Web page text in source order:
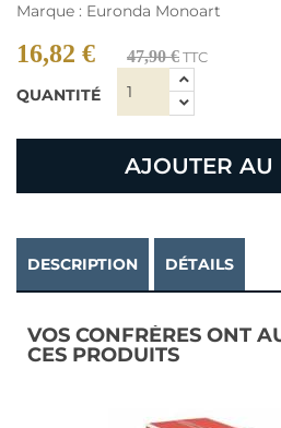
Marque : Euronda Monoart
16,82 € 47,90 €TTC
QUANTITÉ
AJOUTER AU
DESCRIPTION DÉTAILS
VOS CONFRÈRES ONT
CES PRODUITS